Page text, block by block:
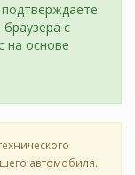
с
на основе
автомобиля.